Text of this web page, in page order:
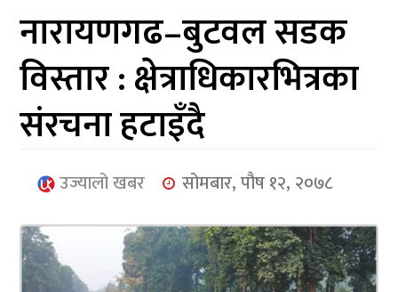
आर्थिक
मनोरञ्जन
खेलकुद
प्रबास
युनिकोड
नारायणगढ–बुटवल सडक
विस्तार : क्षेत्राधिकारभित्रका
संरचना हटाइँदै
उज्यालो खबर सोमबार, पौष १२, २०७८